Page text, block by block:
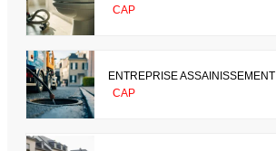
CAP
ENTREPRISE ASSAINISSEMENT
CAP